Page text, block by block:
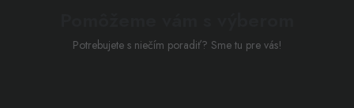
Potrebujete s niečím poradiť? Sme tu pre vás!